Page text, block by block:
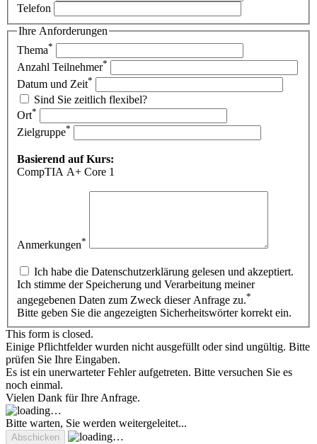
Telefon
Ihre Anforderungen
Thema*
Anzahl Teilnehmer*
Datum und Zeit*
Sind Sie zeitlich flexibel?
Ort*
Zielgruppe*
Basierend auf Kurs:
CompTIA A+ Core 1
Anmerkungen*
Ich habe die Datenschutzerklärung gelesen und akzeptiert.
Ich stimme der Speicherung und Verarbeitung meiner
angegebenen Daten zum Zweck dieser Anfrage zu.*
Bitte geben Sie die angezeigten Sicherheitswörter korrekt ein.
This form is closed.
Einige Pflichtfelder wurden nicht ausgefüllt oder sind ungültig. Bitte
prüfen Sie Ihre Eingaben.
Es ist ein unerwarteter Fehler aufgetreten. Bitte versuchen Sie es
noch einmal.
Vielen Dank für Ihre Anfrage.
Bitte warten, Sie werden weitergeleitet...